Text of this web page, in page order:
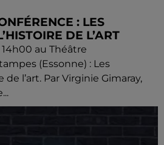
: LES
DE L’ART
au Théâtre
(Essonne) : Les
de l’art. Par Virginie Gimaray,